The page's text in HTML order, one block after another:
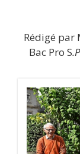
Rédigé par
Bac Pro S